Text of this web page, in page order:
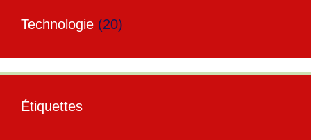
Technologie (20)
Étiquettes